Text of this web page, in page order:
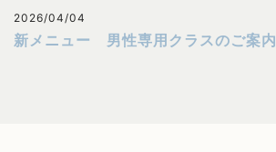
2026/04/04
新メニュー 男性専用クラスのご案内